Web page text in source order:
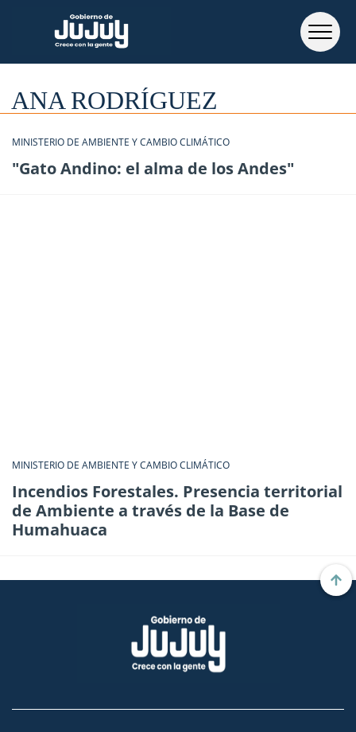
ANA RODRÍGUEZ
MINISTERIO DE AMBIENTE Y CAMBIO CLIMÁTICO
"Gato Andino: el alma de los Andes"
MINISTERIO DE AMBIENTE Y CAMBIO CLIMÁTICO
Incendios Forestales. Presencia territorial
de Ambiente a través de la Base de
Humahuaca